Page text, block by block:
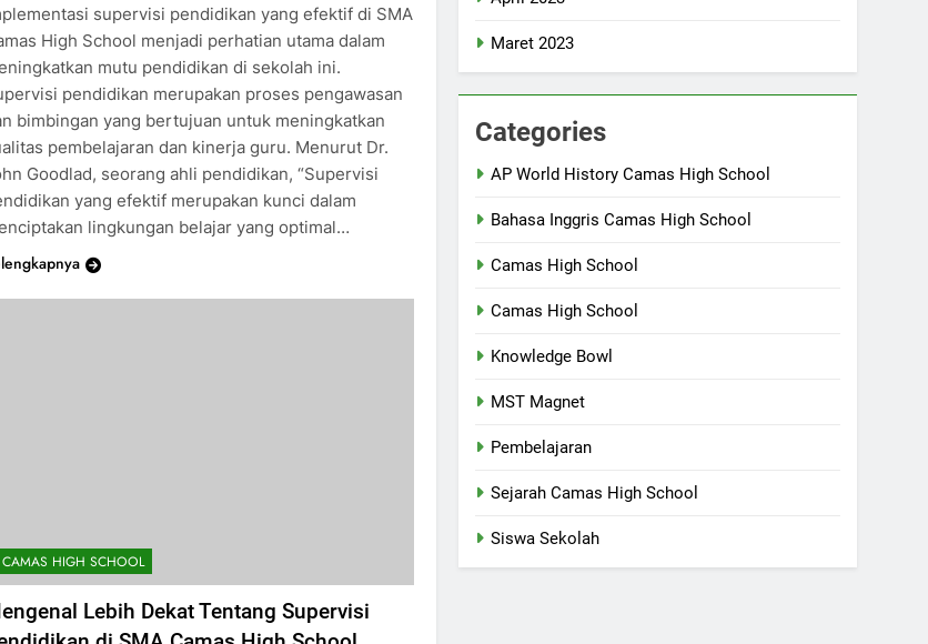
supervisi pendidikan yang efektif di SMA
High School menjadi perhatian utama dalam
mutu pendidikan di sekolah ini.
pendidikan merupakan proses pengawasan
bimbingan yang bertujuan untuk meningkatkan
pembelajaran dan kinerja guru. Menurut Dr.
Goodlad, seorang ahli pendidikan, “Supervisi
yang efektif merupakan kunci dalam
lingkungan belajar yang optimal…
CAMAS HIGH SCHOOL
Lebih Dekat Tentang Supervisi
Maret 2023
Categories
AP World History Camas High School
Bahasa Inggris Camas High School
Camas High School
Camas High School
Knowledge Bowl
MST Magnet
Pembelajaran
Sejarah Camas High School
Siswa Sekolah